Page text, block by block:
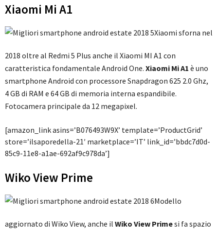
Xiaomi Mi A1
Xiaomi sforna nel
2018 oltre al Redmi 5 Plus anche il Xiaomi MI A1 con
caratteristica fondamentale Android One. Xiaomi Mi A1 è uno
smartphone Android con processore Snapdragon 625 2.0 Ghz,
4 GB di RAM e 64 GB di memoria interna espandibile.
Fotocamera principale da 12 megapixel.
[amazon_link asins=’B076493W9X’ template=’ProductGrid’
store=’ilsaporedella-21′ marketplace=’IT’ link_id=’bbdc7d0d-
85c9-11e8-a1ae-692af9c978da’]
Wiko View Prime
Modello
aggiornato di Wiko View, anche il Wiko View Primesi fa spazio